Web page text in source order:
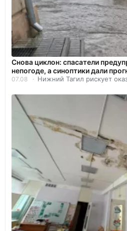
Снова циклон: спасатели
непогоде, а синоптики дали
07.08 Нижний Тагил рискует